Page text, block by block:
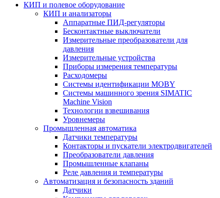
КИП и полевое оборудование
КИП и анализаторы
Аппаратные ПИД-регуляторы
Бесконтактные выключатели
Измерительные преобразователи для
давления
Измерительные устройства
Приборы измерения температуры
Расходомеры
Системы идентификации MOBY
Системы машинного зрения SIMATIC
Machine Vision
Технологии взвешивания
Уровнемеры
Промышленная автоматика
Датчики температуры
Контакторы и пускатели электродвигателей
Преобразователи давления
Промышленные клапаны
Реле давления и температуры
Автоматизация и безопасность зданий
Датчики